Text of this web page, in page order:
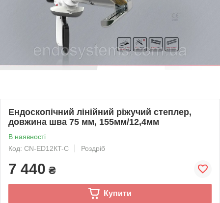
Ендоскопічний лінійний ріжучий степлер,
довжина шва 75 мм, 155мм/12,4мм
В наявності
Код: CN-ED12КT-C
Роздріб
7 440 ₴
Купити